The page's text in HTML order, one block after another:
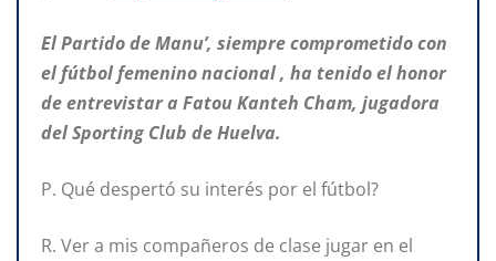
El Partido de Manu’, siempre comprometido con
el fútbol femenino nacional , ha tenido el honor
de entrevistar a Fatou Kanteh Cham, jugadora
del Sporting Club de Huelva.
P. Qué despertó su interés por el fútbol?
R. Ver a mis compañeros de clase jugar en el